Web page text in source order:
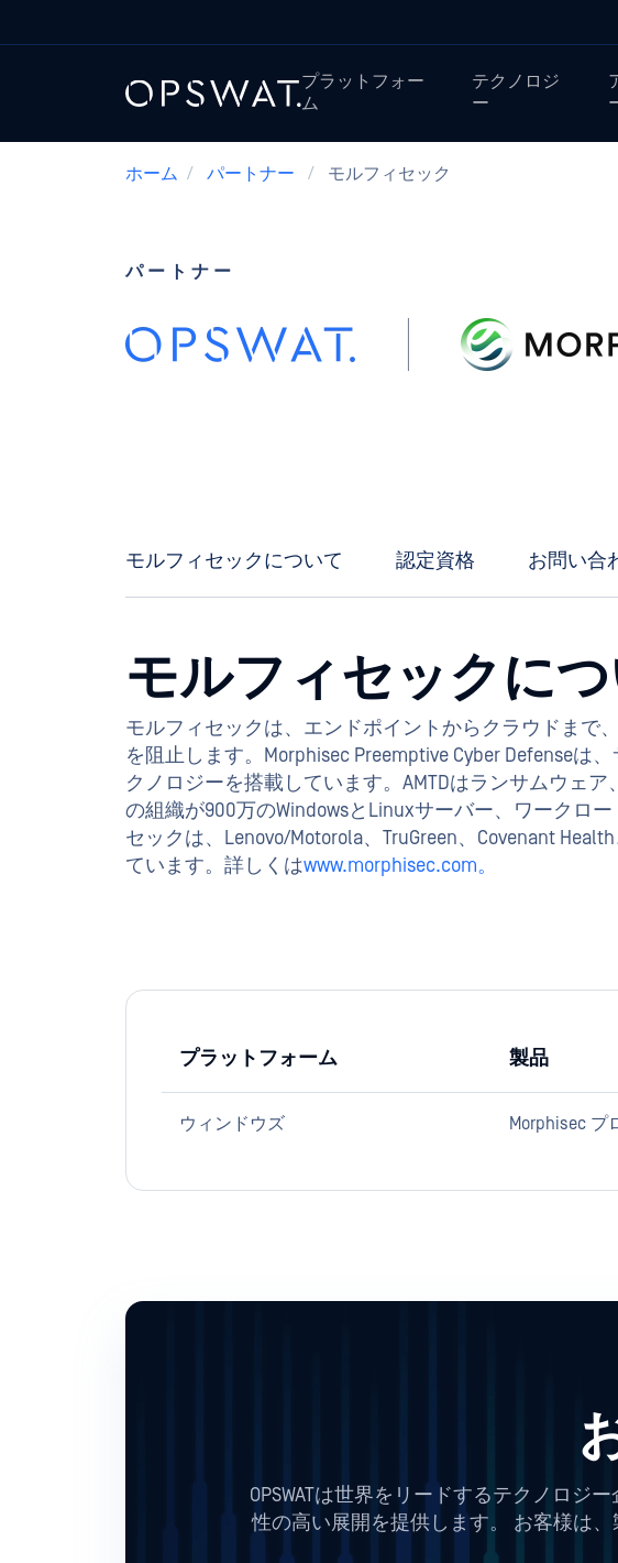
プラットフォー
ム
テクノロジ
ー
ホーム / パートナー / モルフィセック
パートナー
モルフィセックについて 認定資格 お問い合
モルフィセックに
モルフィセックは、エンドポイントからクラウドまで
を阻止します。Morphisec Preemptive Cyber Defenseは
クノロジーを搭載しています。AMTDはランサムウェ
の組織が900万のWindowsとLinuxサーバー、ワークロ
セックは、Lenovo/Motorola、TruGreen、Covenant
ています。詳しくはwww.morphisec.com。
プラットフォーム 製品
ウィンドウズ Morphisec プ
OPSWATは世界をリードするテクノロジ
性の高い展開を提供します。 お客様は